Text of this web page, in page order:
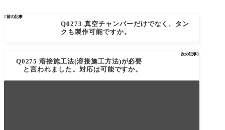
前の記事
Q0273 真空チャンバーだけでなく、タン
クも製作可能ですか。
次の記事
Q0275 溶接施工法(溶接施工方法)が必要
と言われました。対応は可能ですか。